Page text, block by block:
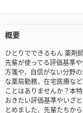
概要
ひとりでできるもん 薬剤
先輩が使ってる評価基準
方箋や，自信がない分野
な薬局勤務，在宅医療な
ことはありませんか？本
おきたい評価基準やいざ
とめました．先輩たちか